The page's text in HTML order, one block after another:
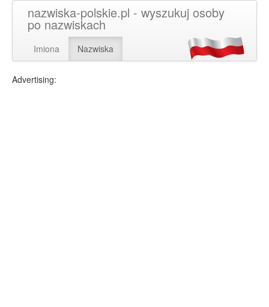
nazwiska-polskie.pl - wyszukuj osoby
po nazwiskach
Imiona Nazwiska
Advertising: